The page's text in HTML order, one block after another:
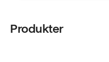
Produkter